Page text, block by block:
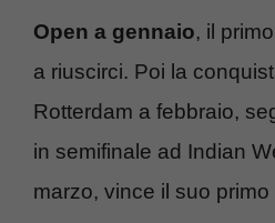
Open a gennaio, il
a riuscirci. Poi la
Rotterdam a febbraio,
in semifinale ad Indian
marzo, vince il suo